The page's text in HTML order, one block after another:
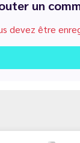
un
devez être